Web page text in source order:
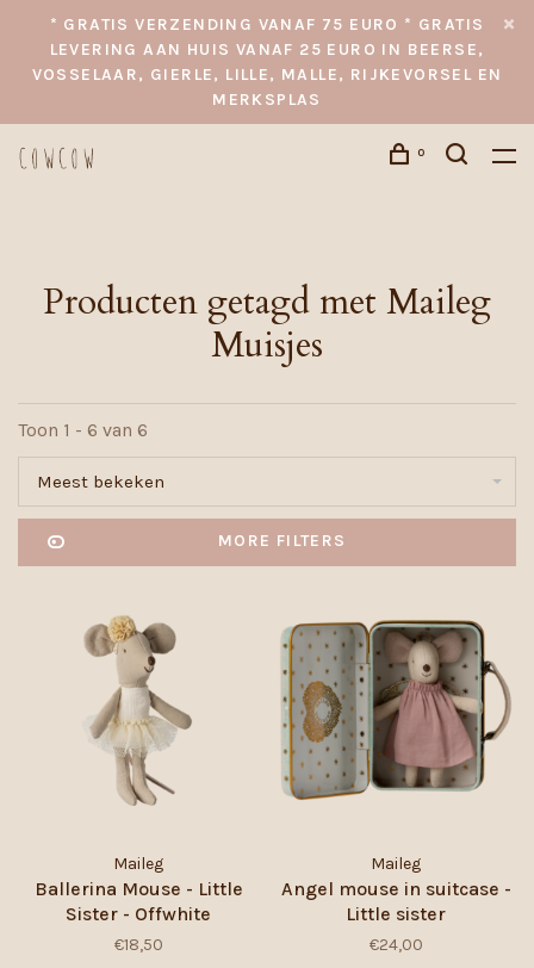
* GRATIS VERZENDING VANAF 75 EURO * GRATIS
LEVERING AAN HUIS VANAF 25 EURO IN BEERSE,
VOSSELAAR, GIERLE, LILLE, MALLE, RIJKEVORSEL EN
MERKSPLAS
0
Producten getagd met Maileg
Muisjes
Toon 1 - 6 van 6
Meest bekeken
MORE FILTERS
Maileg
Ballerina Mouse - Little
Sister - Offwhite
€18,50
Maileg
Angel mouse in suitcase -
Little sister
€24,00